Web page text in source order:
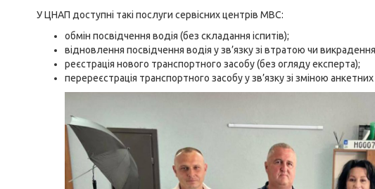
У ЦНАП доступні такі послуги сервісних центрів МВС:
обмін посвідчення водія (без складання іспитів);
відновлення посвідчення водія у зв’язку зі втратою чи
реєстрація нового транспортного засобу (без огляду експерта);
перереєстрація транспортного засобу у зв’язку зі зміною